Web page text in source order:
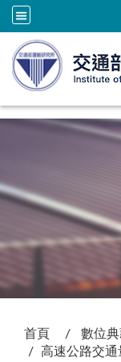
首頁 數位
高速公路交